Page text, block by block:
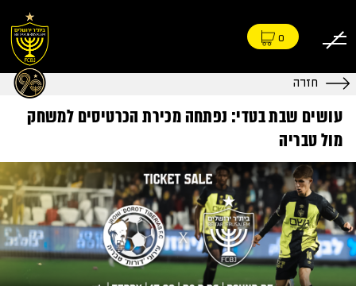
0
חזרה
עושים שבת בטדי: נפתחה מכירת הכרטיסים למשחק
מול טבריה